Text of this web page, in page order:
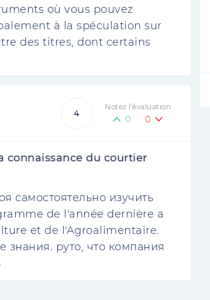
où vous pouvez
à la spéculation sur
des titres, dont certains
4
Notez l'évaluation
0 0
connaissance du courtier
самостоятельно изучить
de l'année dernière a
et de l'Agroalimentaire.
знания. руто, что компания